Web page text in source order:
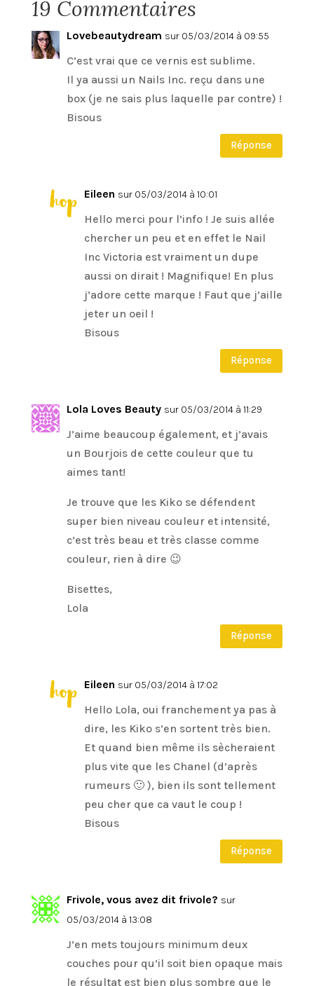
19 Commentaires
Lovebeautydream sur 05/03/2014 à 09:55
C’est vrai que ce vernis est sublime.
Il ya aussi un Nails Inc. reçu dans une
box (je ne sais plus laquelle par contre) !
Bisous
Réponse
Eileen sur 05/03/2014 à 10:01
Hello merci pour l’info ! Je suis allée
chercher un peu et en effet le Nail
Inc Victoria est vraiment un dupe
aussi on dirait ! Magnifique! En plus
j’adore cette marque ! Faut que j’aille
jeter un oeil !
Bisous
Réponse
Lola Loves Beauty sur 05/03/2014 à 11:29
J’aime beaucoup également, et j’avais
un Bourjois de cette couleur que tu
aimes tant!
Je trouve que les Kiko se défendent
super bien niveau couleur et intensité,
c’est très beau et très classe comme
couleur, rien à dire 😉
Bisettes,
Lola
Réponse
Eileen sur 05/03/2014 à 17:02
Hello Lola, oui franchement ya pas à
dire, les Kiko s’en sortent très bien.
Et quand bien même ils sècheraient
plus vite que les Chanel (d’après
rumeurs 🙂 ), bien ils sont tellement
peu cher que ca vaut le coup !
Bisous
Réponse
Frivole, vous avez dit frivole? sur
05/03/2014 à 13:08
J’en mets toujours minimum deux
couches pour qu’il soit bien opaque mais
le résultat est bien plus sombre que le